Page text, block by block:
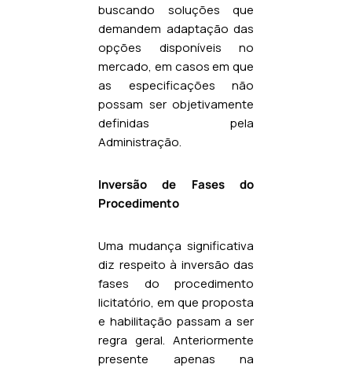
buscando soluções que
demandem adaptação das
opções disponíveis no
mercado, em casos em que
as especificações não
possam ser objetivamente
definidas pela
Administração.
Inversão de Fases do
Procedimento
Uma mudança significativa
diz respeito à inversão das
fases do procedimento
licitatório, em que proposta
e habilitação passam a ser
regra geral. Anteriormente
presente apenas na